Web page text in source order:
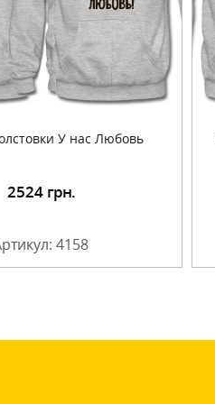
У нас Любовь
2524 грн.
4158
Подробнее